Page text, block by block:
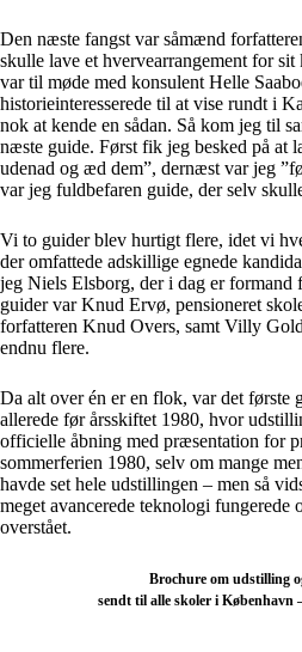
Den næste fangst var såmænd
skulle lave et hvervearrangement for
var til møde med konsulent Helle
historieinteresserede til at vise rundt i
nok at kende en sådan. Så kom jeg til
næste guide. Først fik jeg besked på at
udenad og æd dem”, dernæst var jeg
var jeg fuldbefaren guide, der selv
Vi to guider blev hurtigt flere, idet vi
der omfattede adskillige egnede
jeg Niels Elsborg, der i dag er formand
guider var Knud Ervø, pensioneret
forfatteren Knud Overs, samt Villy
endnu flere.
Da alt over én er en flok, var det første
allerede før årsskiftet 1980, hvor
officielle åbning med præsentation for
sommerferien 1980, selv om mange
havde set hele udstillingen – men så
meget avancerede teknologi fungerede
overstået.
Brochure om udstilling
sendt til alle skoler i København